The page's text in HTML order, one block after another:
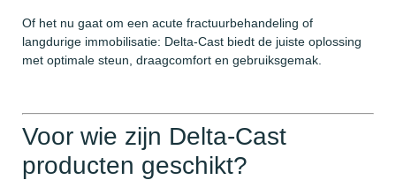
Of het nu gaat om een acute fractuurbehandeling of
langdurige immobilisatie: Delta-Cast biedt de juiste oplossing
met optimale steun, draagcomfort en gebruiksgemak.
Voor wie zijn Delta-Cast
producten geschikt?